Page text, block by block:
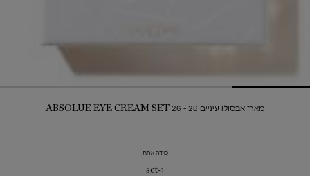
מארז אבסולו עיניים 26 - ABSOLUE EYE CREAM SET 26
מידה אחת
1-set